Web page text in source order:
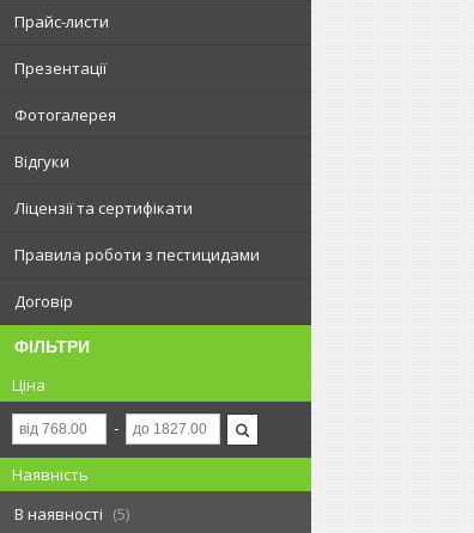
Прайс-листи
Презентації
Фотогалерея
Відгуки
Ліцензії та сертифікати
Правила роботи з пестицидами
Договір
ФІЛЬТРИ
Ціна
Наявність
В наявності
5